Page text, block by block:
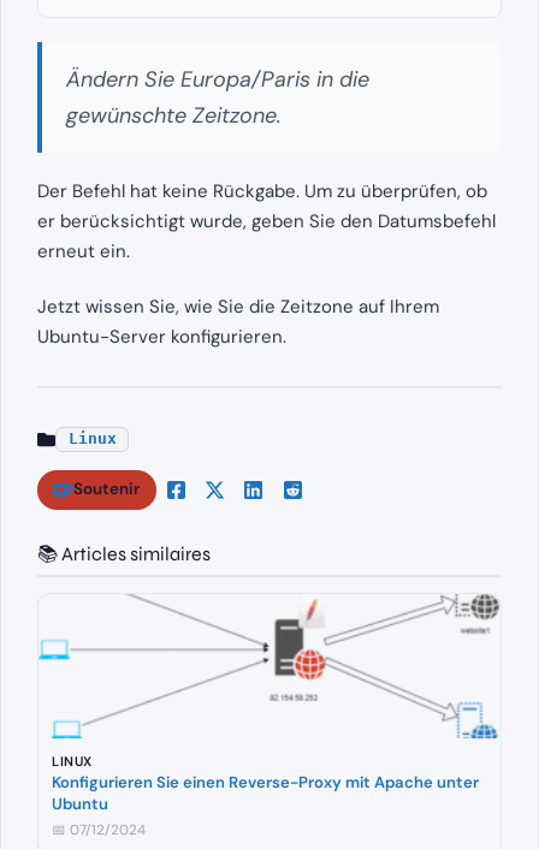
Ändern Sie Europa/Paris in die
gewünschte Zeitzone.
Der Befehl hat keine Rückgabe. Um zu überprüfen, ob
er berücksichtigt wurde, geben Sie den Datumsbefehl
erneut ein.
Jetzt wissen Sie, wie Sie die Zeitzone auf Ihrem
Ubuntu-Server konfigurieren.
Linux
Soutenir
📚 Articles similaires
LINUX
Konfigurieren Sie einen Reverse-Proxy mit Apache unter
Ubuntu
📅 07/12/2024